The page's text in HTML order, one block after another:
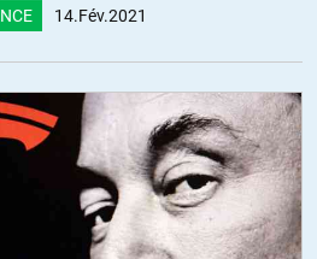
14.Fév.2021